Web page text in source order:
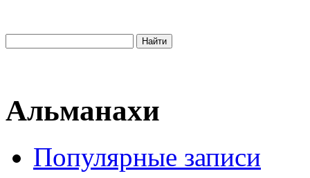
Альманахи
Популярные записи